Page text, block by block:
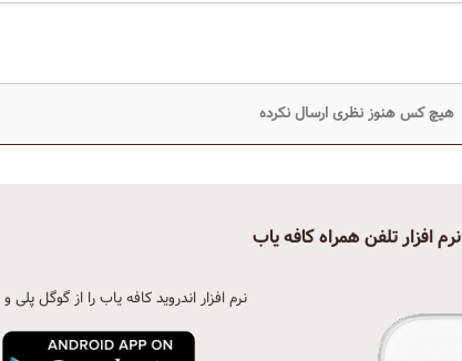
هیچ کس هنوز نظری ارسال نکرده
نرم افزار تلفن همراه کافه یاب
نرم افزار اندروید کافه یاب را از گوگل